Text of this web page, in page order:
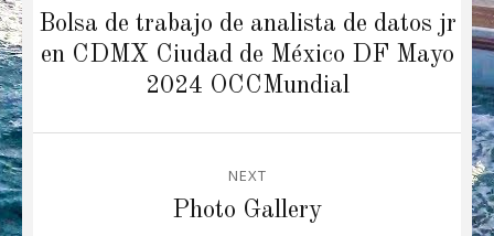
navigation
Previous
post:
Bolsa de trabajo de analista de datos jr
en CDMX Ciudad de México DF Mayo
2024 OCCMundial
NEXT
Photo Gallery